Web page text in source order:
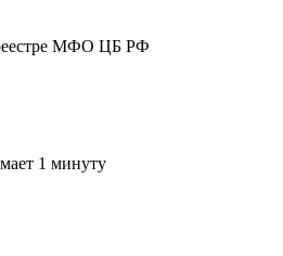
МФО ЦБ РФ
1 минуту